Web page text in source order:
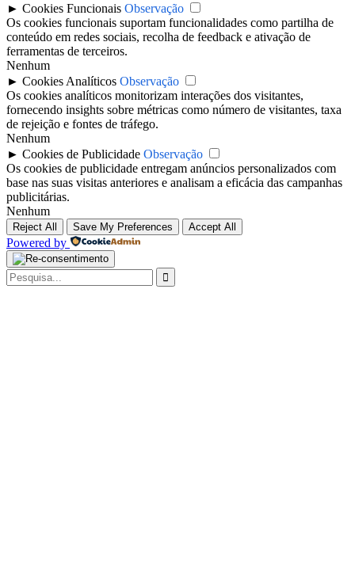
► Cookies Funcionais Observação
Os cookies funcionais suportam funcionalidades como partilha de
conteúdo em redes sociais, recolha de feedback e ativação de
ferramentas de terceiros.
Nenhum
► Cookies Analíticos Observação
Os cookies analíticos monitorizam interações dos visitantes,
fornecendo insights sobre métricas como número de visitantes, taxa
de rejeição e fontes de tráfego.
Nenhum
► Cookies de Publicidade Observação
Os cookies de publicidade entregam anúncios personalizados com
base nas suas visitas anteriores e analisam a eficácia das campanhas
publicitárias.
Nenhum
Reject All Save My Preferences Accept All
Powered by